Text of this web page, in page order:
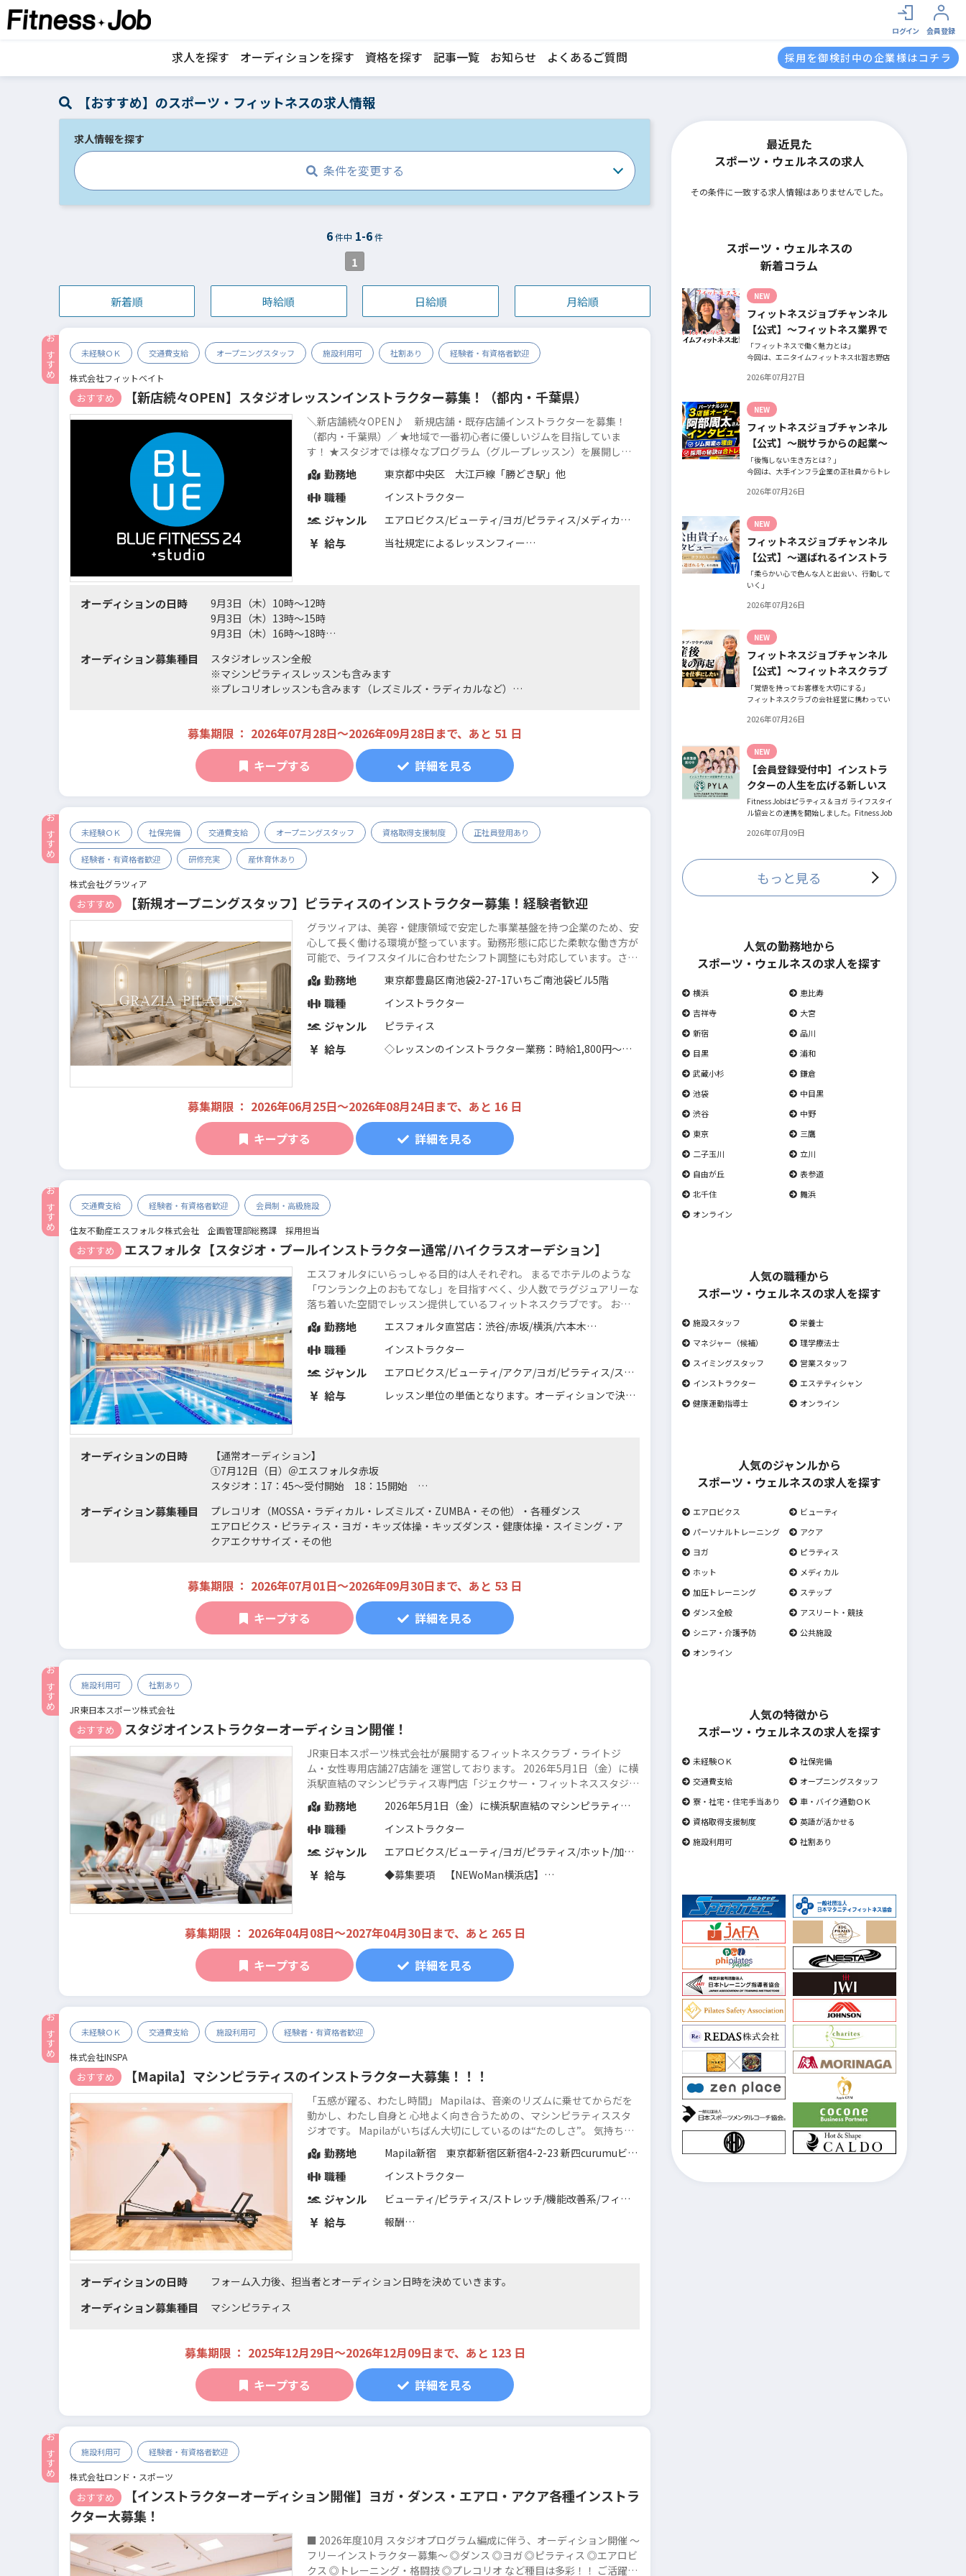
ログイン 会員登録
求人を探す オーディションを探す 資格を探す 記事一覧 お知らせ よくあるご質問 採用を御検討中の企業様はコチラ
【おすすめ】のスポーツ・フィットネスの求人情報
求人情報を探す
条件を変更する
6件中 1-6件
1
新着順 時給順 日給順 月給順
未経験ＯＫ 交通費支給 オープニングスタッフ 施設利用可 社割あり 経験者・有資格者歓迎
株式会社フィットベイト
おすすめ 【新店続々OPEN】スタジオレッスンインストラクター募集！（都内・千葉県）
＼新店舗続々OPEN♪ 新規店舗・既存店舗インストラクターを募集！
（都内・千葉県）／ ★地域で一番初心者に優しいジムを目指していま
す！ ★スタジオでは様々なプログラム（グループレッスン）を展開し、
女性専用マシンピラティスのグループレッスンも実施いたします！ ★新
しい施設・最新の設備でイチからレッスン...続きを読む
勤務地 東京都中央区 大江戸線「勝どき駅」他
職種 インストラクター
ジャンル
エアロビクス/ビューティ/ヨガ/ピラティス/メディカル/
ステップ/ストレッチ/ダンス全般/シニア・介護予防/格
闘系/カルチャー系/キッズ/その他/筋力トレーニング/プ
給与
当社規定によるレッスンフィー
しております。（ピラティスレッスンを実施したことが
無い方でも大丈夫です。当社のスタッフが養成します）
3,500～8,000円/1レッスン
※マシンピラティスのレギュラーレッスンは30分間のレ
ッスン＋15分間の事前説明となります。
※交通費支給（上限あり）
※リフォーマーを使用してレッスンを実施いただきま
※当社オリジナルのレッスンOLUTANApilatesを習得い
ただき、レッスンを実施いただきます。
※2027年1月開校予定の新事業となります
オーディションの日時
9月3日（木）10時～12時
9月3日（木）13時～15時
9月3日（木）16時～18時
9月17日（木）10時～12時
9月17日（木）13時～15時
9月17日（木）16時～18時
オーディション募集種目
スタジオレッスン全般
※マシンピラティスレッスンも含みます
※プレコリオレッスンも含みます（レズミルズ・ラディカルなど）
募集期限 ： 2026年07月28日〜2026年09月28日まで、あと 51 日
キープする
詳細を見る
未経験ＯＫ 社保完備 交通費支給 オープニングスタッフ 資格取得支援制度 正社員登用あり
経験者・有資格者歓迎 研修充実 産休育休あり
株式会社グラツィア
おすすめ 【新規オープニングスタッフ】ピラティスのインストラクター募集！経験者歓迎
グラツィアは、美容・健康領域で安定した事業基盤を持つ企業のため、安
心して長く働ける環境が整っています。勤務形態に応じた柔軟な働き方が
可能で、ライフスタイルに合わせたシフト調整にも対応しています。さら
に正社員登用制度やキャリアアップの機会もあり、将来を見据えて働くこ
とができます。現場の声を大切にする風... 続きを読む
勤務地 東京都豊島区南池袋2-27-17いちご南池袋ビル5階
職種 インストラクター
ジャンル ピラティス
給与
◇レッスンのインストラクター業務：時給1,800円～
募集期限 ： 2026年06月25日〜2026年08月24日まで、あと 16 日
キープする
詳細を見る
交通費支給 経験者・有資格者歓迎 会員制・高級施設
住友不動産エスフォルタ株式会社 企画管理部総務課 採用担当
おすすめ エスフォルタ【スタジオ・プールインストラクター通常/ハイクラスオーデション】
エスフォルタにいらっしゃる目的は人それぞれ。 まるでホテルのような
「ワンランク上のおもてなし」を目指すべく、少人数でラグジュアリーな
落ち着いた空間でレッスン提供しているフィットネスクラブです。 お客
様のライフスタイルを高めるための質の高いレッスンを提供するために一
緒にサポート頂けるインストラクター（...続きを読む
勤務地
エスフォルタ直営店：渋谷/赤坂/横浜/六本木
健康センター/EBARA WAVE アリーナおおた/カルッツ川
崎/奥戸総合スポーツセンター体育館/奥戸総合スポーツ
すみだスポーツ健康センター
職種 インストラクター
ジャンル
エアロビクス/ビューティ/アクア/ヨガ/ピラティス/ステ
ップ/ダンス全般/ホテル・スパ/キッズ/筋力トレーニン
グ/プレコリオ/バイクエクササイズ/機能改善系/フィッ
給与
レッスン単位の単価となります。オーディションで決定
別）
交通費別）
スイミング:1レッスン(60分):5,000円～（税別/交通費
す。
【通常オーデション】
スタジオ:1レッスン（60分）：3,500円～（税別/交通費
別）
オーディションの日時
【通常オーディション】
①7月12日（日）＠エスフォルタ赤坂
スタジオ：17：45～受付開始 18：15開始
②7月26日（日）＠エスフォルタ赤坂
スタジオ：17：45～受付開始 18：15開始
スイミング・アクアエクササイズ：19：00～受付開始 19：30開始
スイミング・アクアエクササイズ：19：00～受付開始 19：30開始
【通常スタジオオーデション】
①7月27日（月）10：00～受付開始 10：30開始@マイゴルフスタイル江戸川橋
②8月10日（月）10：00～受付開始 10：30開始@マイゴルフスタイル江戸川橋
①7月15日(水)＠KIDS SWIM esforta prime水道橋
②8月3日(金)＠KIDS SWIM esforta prime水道橋
10:00受付日 10:30開始
※オーディション希望日を明記の上、エントリーをお願いいたします。
オーディション募集種目
プレコリオ（MOSSA・ラディカル・レズミルズ・ZUMBA・その他）・各種ダンス
エアロビクス・ピラティス・ヨガ・キッズ体操・キッズダンス・健康体操・スイミング・ア
クアエクササイズ・その他
募集期限 ： 2026年07月01日〜2026年09月30日まで、あと 53 日
キープする
詳細を見る
施設利用可 社割あり
JR東日本スポーツ株式会社
おすすめ スタジオインストラクターオーディション開催！
JR東日本スポーツ株式会社が展開するフィットネスクラブ・ライトジ
ム・女性専用店舗27店舗を 運営しております。 2026年5月1日（金）に横
浜駅直結のマシンピラティス専門店「ジェクサー・フィットネススタジ
オ マシンピラティス NEWoMan横浜店」を開業します。1対6のリフォ
ーマーグループエクササイ...続きを読む
勤務地
2026年5月1日（金）に横浜駅直結のマシンピラティス
ラティス NEWoMan横浜店」を開業します。1対6のリ
フォーマーグループエクササイズとパーソナルトレーニ
提供する店舗です。下記インストラクター募集詳細とな
※その他、ジェクサー内でのマシンピラティス実施店舗
でも合わせて募集をしております。
職種 インストラクター
ジャンル
エアロビクス/ビューティ/ヨガ/ピラティス/ホット/加圧
トレーニング/ステップ/ダンス全般/格闘系/カルチャー
系/筋力トレーニング/プレコリオ/バイクエクササイズ/
給与
◆募集要項 【NEWoMan横浜店】
パーソナルトレーニング：全日
委託費：グループレッスン（4,500円/60分～経験に応ず
る）※交通費含む
パーソナルトレーニング9,000円/60分単価
の売上から7割のお支払い
募集期限 ： 2026年04月08日〜2027年04月30日まで、あと 265 日
キープする
詳細を見る
未経験ＯＫ 交通費支給 施設利用可 経験者・有資格者歓迎
株式会社INSPA
おすすめ 【Mapila】マシンピラティスのインストラクター大募集！！！
「五感が躍る、わたし時間」 Mapilaは、音楽のリズムに乗せてからだを
動かし、わたし自身と 心地よく向き合うための、マシンピラティススタ
ジオです。 Mapilaがいちばん大切にしているのは“たのしさ”。 気持ちよ
くて、たのしいから、また来たくなる。 通ううちに、自然と変わってい
ける。 ここは、...続きを読む
勤務地
Mapila新宿 東京都新宿区新宿4-2-23 新四curumuビル
Mapila柏 千葉県柏市柏2-10-1柏モア2階
Mapila西荻窪 東京都杉並区西荻南3-14-6 フェスタ西
Mapila西葛西 東京都江戸川区西葛西6-17-1 フジマン
Mapila堀江 大阪府大阪市西区南堀江1-9-1 現代オレン
職種 インストラクター
ジャンル
ビューティ/ピラティス/ストレッチ/機能改善系/フィッ
給与
報酬
交通費別途支給
オーディションの日時 フォーム入力後、担当者とオーディション日時を決めていきます。
オーディション募集種目 マシンピラティス
募集期限 ： 2025年12月29日〜2026年12月09日まで、あと 123 日
キープする
詳細を見る
施設利用可 経験者・有資格者歓迎
株式会社ロンド・スポーツ
おすすめ
【インストラクターオーディション開催】ヨガ・ダンス・エアロ・アクア各種インストラ
クター大募集！
■ 2026年度10月 スタジオプログラム編成に伴う、オーディション開催 ～
フリーインストラクター募集～ ◎ダンス ◎ヨガ ◎ピラティス ◎エアロビ
クス ◎トレーニング・格闘技 ◎プレコリオ など種目は多彩！！ ご活躍い
最近見た
スポーツ・ウェルネスの求人
その条件に一致する求人情報はありませんでした。
スポーツ・ウェルネスの
新着コラム
NEW
フィットネスジョブチャンネル
【公式】～フィットネス業界で
働く魅力と採用したい人材～
「フィットネスで働く魅力とは」
今回は、エニタイムフィットネス北習志野店
用」をテーマにフィットネスクラブの魅力に
ッフの採用基準、実際に採用されたスタッフ
の皆様からは働き甲斐や動機、お客様からは
そのスタッフの皆様がつくる施設やフィット
ネスについての魅力を語っていただきまし
た。
2026年07月27日
NEW
フィットネスジョブチャンネル
【公式】～脱サラからの起業～
「後悔しない生き方とは？」
今回は、大手インフラ企業の正社員からトレ
転身された、パーソナルジム「ギフト」代表
今の仕事や環境を変えたい！とお悩みの方、
必見です！
2026年07月26日
NEW
フィットネスジョブチャンネル
【公式】～選ばれるインストラ
クターになるには～
「柔らかい心で色んな人と出会い、行動して
いく」
ったことに挑戦したり、周囲のすすめに素直
そんな風に自分だけでは思いつかないことを
行動に移してきた結果が、今に繋がっている
とお話してくださったヨガ講師の若松由貴子
さん。選ばれるインストラクターになるため
に若松さんが取られた行動とは？
2026年07月26日
NEW
フィットネスジョブチャンネル
【公式】～フィットネスクラブ
役員時代の倒産を経て開業・独
立～
「覚悟を持ってお客様を大切にする」
フィットネスクラブの会社経営に携わってい
それでも尚、同じ業界内で独立し再起を図っ
藤健祐さんにインタビュー。
フィットネスクラブのキャンペーンや違約金
制度はお客様を大切にする仕組みだろう
か！？資金が底をつく恐怖と闘いながらもお
客様との絆を築き上げた秘訣とは？
2026年07月26日
NEW
【会員登録受付中】インストラ
クターの人生を広げる新しいス
テージ
Fitness Jobはピラティス＆ヨガ ライフスタイ
ル協会との連携を開始しました。Fitness Job
の人生を広げる新しいステージとして、同協
2026年07月09日
もっと見る
人気の勤務地から
スポーツ・ウェルネスの求人を探す
横浜
恵比寿
吉祥寺
大宮
新宿
品川
目黒
浦和
武蔵小杉
鎌倉
池袋
中目黒
渋谷
中野
東京
三鷹
二子玉川
立川
自由が丘
表参道
北千住
舞浜
オンライン
人気の職種から
スポーツ・ウェルネスの求人を探す
施設スタッフ
栄養士
マネジャー（候補）
理学療法士
スイミングスタッフ
営業スタッフ
インストラクター
エステティシャン
健康運動指導士
オンライン
人気のジャンルから
スポーツ・ウェルネスの求人を探す
エアロビクス
ビューティ
パーソナルトレーニング
アクア
ヨガ
ピラティス
ホット
メディカル
加圧トレーニング
ステップ
ダンス全般
アスリート・競技
シニア・介護予防
公共施設
オンライン
人気の特徴から
スポーツ・ウェルネスの求人を探す
未経験ＯＫ
社保完備
交通費支給
オープニングスタッフ
寮・社宅・住宅手当あり
車・バイク通勤ＯＫ
資格取得支援制度
英語が活かせる
施設利用可
社割あり